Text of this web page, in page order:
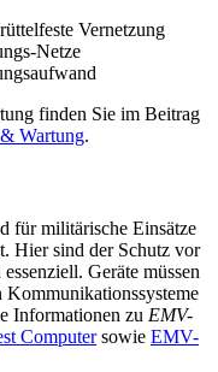
Vernetzung
Netze
finden Sie im Beitrag
Wartung.
für militärische Einsätze
Hier sind der Schutz vor
Geräte müssen
Informationen zu EMV-
Computersowie EMV-